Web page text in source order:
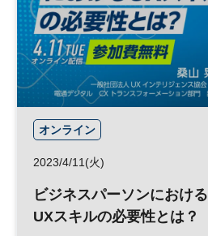
オンライン
2023/4/11(火)
ビジネスパーソンにおける
UXスキルの必要性とは？